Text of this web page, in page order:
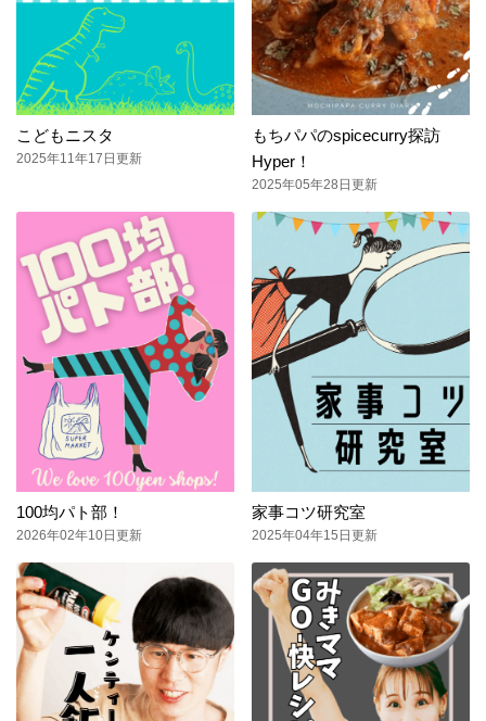
こどもニスタ
2025年11年17日更新
もちパパのspicecurry探訪
Hyper！
2025年05年28日更新
100均パト部！
2026年02年10日更新
家事コツ研究室
2025年04年15日更新